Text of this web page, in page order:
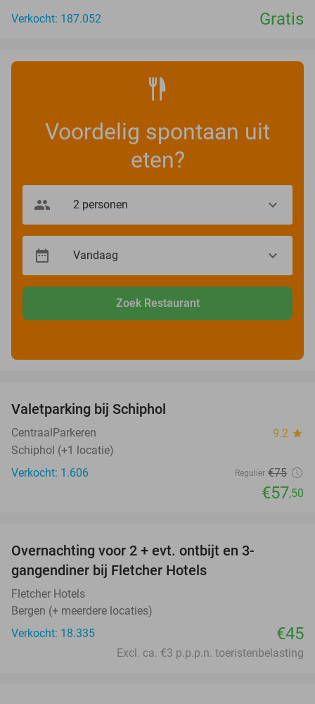
Verkocht: 187.052
Gratis
Voordelig spontaan uit
eten?
Zoek Restaurant
Valetparking bij Schiphol
CentraalParkeren 9.2 star
Schiphol (+1 locatie)
Verkocht: 1.606
Regulier €75
€57,50
Overnachting voor 2 + evt. ontbijt en 3-
gangendiner bij Fletcher Hotels
Fletcher Hotels
Bergen (+ meerdere locaties)
Verkocht: 18.335
€45
Excl. ca. €3 p.p.p.n. toeristenbelasting